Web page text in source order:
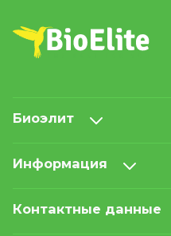
Биоэлит
Информация
Контактные данные